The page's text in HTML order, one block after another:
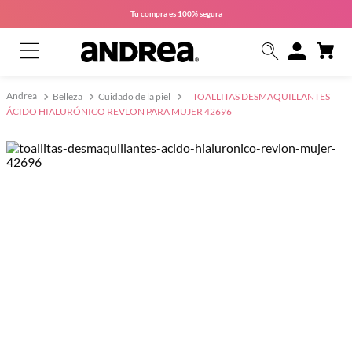
Tu compra es 100% segura
Belleza Cuidado de la piel
TOALLITAS DESMAQUILLANTES
ÁCIDO HIALURÓNICO REVLON PARA MUJER 42696